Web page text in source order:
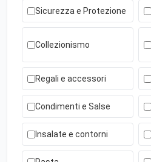
Sicurezza e Protezione
Collezionismo
Regali e accessori
Condimenti e Salse
Insalate e contorni